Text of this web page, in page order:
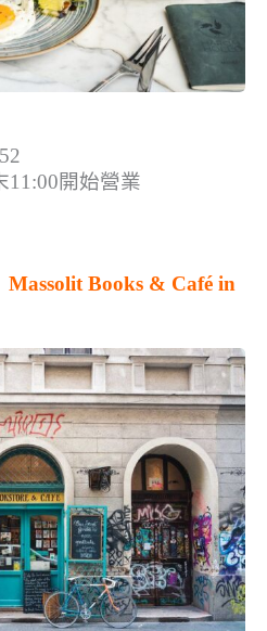
11:00開始營業
Massolit Books & Café in